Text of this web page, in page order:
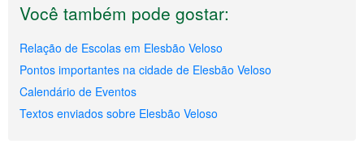
Você também pode gostar:
Relação de Escolas em Elesbão Veloso
Pontos importantes na cidade de Elesbão Veloso
Calendário de Eventos
Textos enviados sobre Elesbão Veloso